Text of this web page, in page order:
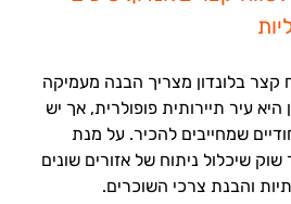
קצר בלונדון מצריך הבנה מעמיקה
עיר תיירותית פופולרית, אך יש
שמחייבים להכיר. על מנת
שיכלול ניתוח של אזורים שונים
והבנת צרכי השוכרים.